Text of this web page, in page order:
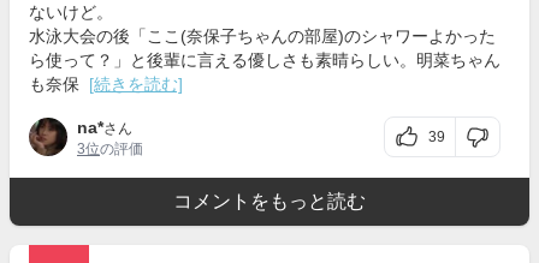
ないけど。
水泳大会の後「ここ(奈保子ちゃんの部屋)のシャワーよかった
ら使って？」と後輩に言える優しさも素晴らしい。明菜ちゃん
も奈保
[続きを読む]
na*さん
3位の評価
39
コメントをもっと読む